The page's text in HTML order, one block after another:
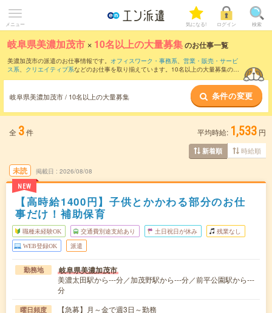
メニュー 気になる! ログイン 検索
岐阜県美濃加茂市 × 10名以上の大量募集のお仕事一覧
美濃加茂市の派遣のお仕事情報です。 オフィスワーク・事務系、 営業・販売・サービ
ス系、 クリエイティブ系などのお仕事を取り揃えています。10名以上の大量募集の条
岐阜県美濃加茂市 / 10名以上の大量募集 条件の変更
全 3件 平均時給: 1,533 円
新着順 時給順
未読
NEW
掲載日 2026/08/08
【高時給1400円】子供とかかわる部分のお仕
事だけ！補助保育
職種未経験OK 交通費別途支給あり 土日祝日が休み 残業なし
WEB登録OK 派遣
勤務地 岐阜県美濃加茂市
美濃太田駅から---分／加茂野駅から---分／前平公園駅から---
分
曜日頻度 【急募】月～金で週3日～勤務